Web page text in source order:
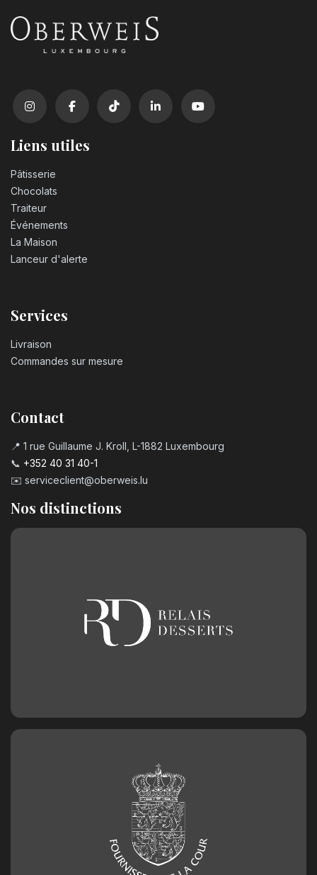
Liens utiles
Pâtisserie
Chocolats
Traiteur
Événements
La Maison
Lanceur d'alerte
Services
Livraison
Commandes sur mesure
Contact
📍 1 rue Guillaume J. Kroll, L-1882 Luxembourg
📞 +352 40 31 40-1
✉️ serviceclient@oberweis.lu
Nos distinctions